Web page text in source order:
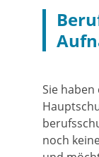
Sie haben
noch